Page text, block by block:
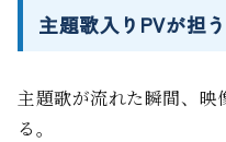
主題歌入りPVが担
主題歌が流れた瞬間、
る。